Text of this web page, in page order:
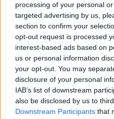
processing of your personal
targeted advertising by us,
section to confirm your
opt-out request is processed
interest-based ads based on
us or personal information
your opt-out. You may
disclosure of your personal
IAB’s list of downstream
also be disclosed by us to
Downstream Participants that
20 3
69 054